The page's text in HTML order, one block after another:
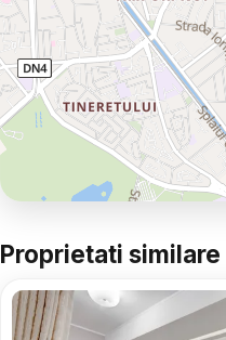
Proprietati similare